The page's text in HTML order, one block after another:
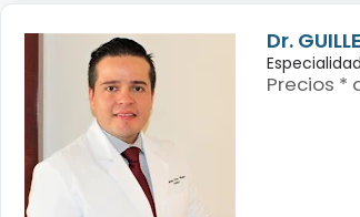
● Anorrectoplastia
● Estreñimiento
● Cierre de colostomia
● Cierre de ileostomia
● Constipacion
● Reflujo
● Obstruccion intestinal
Ver más...
Dr.
Precios *